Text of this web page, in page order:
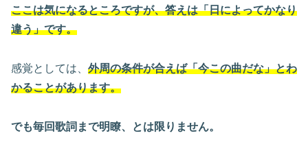
ここは気になるところですが、答えは「日によってかなり
違う」です。
感覚としては、 外周の条件が合えば「今この曲だな」とわ
かることがあります。
でも毎回歌詞まで明瞭、とは限りません。